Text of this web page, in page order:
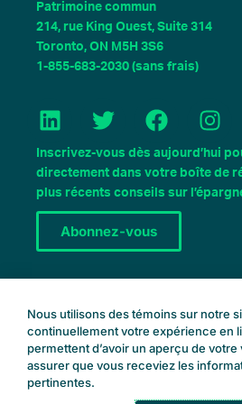
Patrimoine commun
214, rue King Ouest, Suite 314
Toronto, ON M5H 3S6
1-855-683-2030 (sans frais)
L
i
n
k
e
d
I
T
w
i
t
t
e
r
F
a
c
e
b
o
o
I
n
s
t
a
Inscrivez-vous dès aujourd’hui
directement dans votre boîte de
plus récents conseils sur
Abonnez-vous
Nous utilisons des témoins sur notre
continuellement votre expérience en
permettent d’avoir un aperçu de
assurer que vous receviez les
pertinentes.